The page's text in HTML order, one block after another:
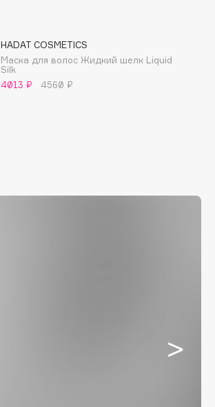
HADAT COSMETICS
Маска для волос Жидкий шелк Liquid
Silk
4013 ₽
4560 ₽